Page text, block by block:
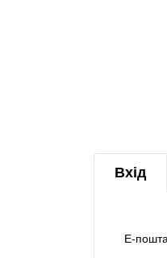
Вхід
Е-пошта